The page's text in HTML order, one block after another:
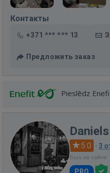
Контакты
+371 *** *** 13
Предложить заказ
Pieslēdz
5.0 · 3
Был на сайте:
PRO